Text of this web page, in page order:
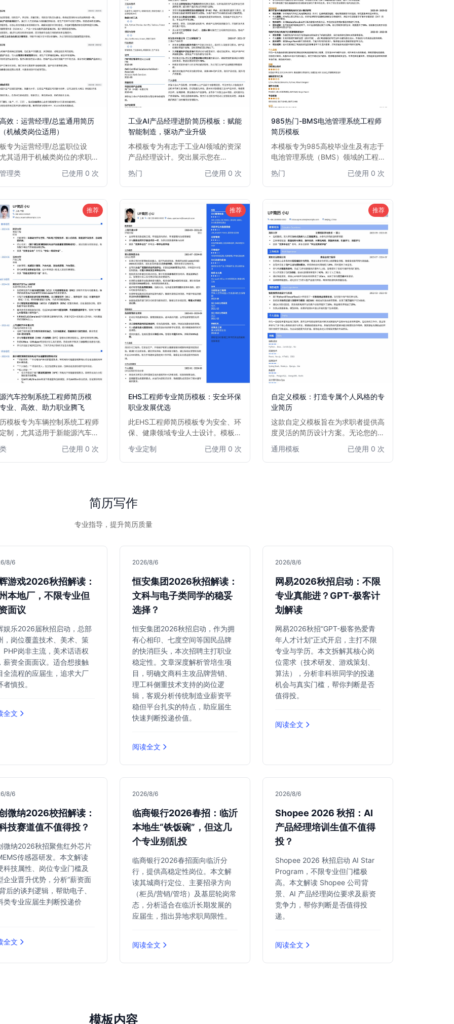
效：运营经理/总监通用简历
机械类岗位适用）
专为运营经理/总监职位设
其适用于机械类岗位的求职
示候选人在运营策略、团队管
场拓展等方面的核心能力和项
。简洁大方的设计风格，确保
历在众多求职者中脱颖而出，
速获得面试机会。
理类 已使用 0 次
工业AI产品经理进阶简历模板：赋能
智能制造，驱动产业升级
本模板专为有志于工业AI领域的资深
产品经理设计。突出展示您在
器学习等方面的专业知识和项目经
验。优化排版，强调数据驱动的决策
能力和跨部门协作能力，助您在激烈
的市场竞争中脱颖而出，获得心仪的
工业AI产品经理职位。
热门 已使用 0 次
985热门-BMS电池管理系统工程师
简历模板
本模板专为985高校毕业生及有志于
电池管理系统（BMS）领域的工程
术能力、项目经验和学术背景，尤其
适合汽车、新能源、储能等行业
BMS开发、测试、算法工程师。通
过此模板，您能有效展示在电池建
模、充放电控制、故障诊断等方面的
专业知识和实践成果，助您在激烈的
求职竞争中脱颖而出。
热门 已使用 0 次
推荐
汽车控制系统工程师简历模
业、高效、助力职业腾飞
模板专为车辆控制系统工程师
制，尤其适用于新能源汽车领
构清晰，突出项目经验、技术
解决问题能力。无论是资深工
高效展示核心竞争力，助力您
已使用 0 次
推荐
EHS工程师专业简历模板：安全环保
职业发展优选
此EHS工程师简历模板专为安全、环
保、健康领域专业人士设计。模板结
理、风险评估及应急响应能力。适用
于制造业、化工、能源等注重EHS管
专业定制 已使用 0 次
推荐
自定义模板：打造专属个人风格的专
业简历
这款自定义模板旨在为求职者提供高
度灵活的简历设计方案。无论您的目
您都可以根据自身需求自由调整布
局、颜色、字体和内容模块，打造一
通用模板 已使用 0 次
简历写作
专业指导，提升简历质量
8/6
游戏2026秋招解读：
本地厂，不限专业但
面议
娱乐2026届秋招启动，总部
，岗位覆盖技术、美术、策
PHP岗非主流，美术话语权
薪资全面面议。适合想接触
全流程的应届生，追求大厂
者慎投。
全文
2026/8/6
恒安集团2026秋招解读：
文科与电子类同学的稳妥
选择？
恒安集团2026秋招启动，作为拥
有心相印、七度空间等国民品牌
的快消巨头，本次招聘主打职业
稳定性。文章深度解析管培生项
目，明确文商科主攻品牌营销、
理工科侧重技术支持的岗位逻
辑，客观分析传统制造业薪资平
稳但平台扎实的特点，助应届生
快速判断投递价值。
阅读全文
2026/8/6
网易2026秋招启动：不限
专业真能进？GPT-极客计
划解读
网易2026秋招“GPT-极客热爱青
年人才计划”正式开启，主打不限
专业与学历。本文拆解其核心岗
位需求（技术研发、游戏策划、
算法），分析非科班同学的投递
机会与真实门槛，帮你判断是否
值得投。
阅读全文
8/6
微纳2026校招解读：
技赛道值不值得投？
微纳2026秋招聚焦红外芯片
传感器研发。本文解读
科技属性、岗位专业门槛及
企业晋升优势，分析“薪资面
后的谈判逻辑，帮助电子、
类专业应届生判断投递价
全文
2026/8/6
临商银行2026春招：临沂
本地生“铁饭碗”，但这几
个专业别乱投
临商银行2026春招面向临沂分
行，提供高稳定性岗位。本文解
读其城商行定位、主要招录方向
（柜员/营销/管培）及基层轮岗常
态，分析适合在临沂长期发展的
应届生，指出异地求职局限性。
阅读全文
2026/8/6
Shopee 2026 秋招：AI
产品经理培训生值不值得
投？
Shopee 2026 秋招启动 AI Star
Program，不限专业但门槛极
高。本文解读 Shopee 公司背
景、AI 产品经理岗位要求及薪资
竞争力，帮你判断是否值得投
递。
阅读全文
模板内容